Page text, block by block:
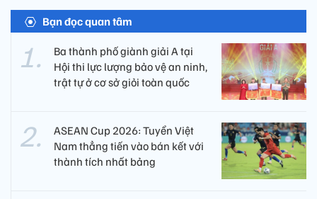
Bạn đọc quan tâm
Ba thành phố giành giải A tại
Hội thi lực lượng bảo vệ an ninh,
trật tự ở cơ sở giỏi toàn quốc
ASEAN Cup 2026: Tuyển Việt
Nam thẳng tiến vào bán kết với
thành tích nhất bảng